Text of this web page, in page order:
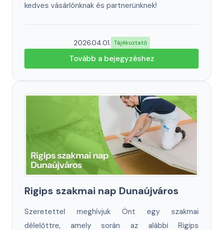
kedves vásárlónknak és partnerünknek!
2026.04.01. Tájékoztató
Tovább a bejegyzéshez
Rigips szakmai nap Dunaújváros
Szeretettel meghívjuk Önt egy szakmai
délelőttre, amely során az alábbi Rigips